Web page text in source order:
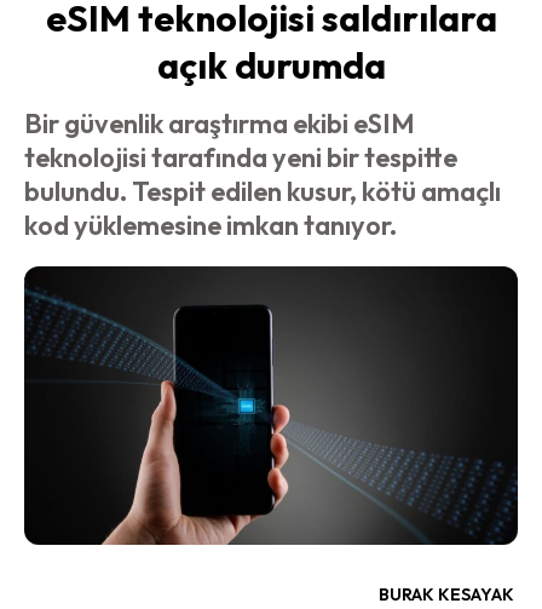
eSIM teknolojisi saldırılara
açık durumda
Bir güvenlik araştırma ekibi eSIM
teknolojisi tarafında yeni bir tespitte
bulundu. Tespit edilen kusur, kötü amaçlı
kod yüklemesine imkan tanıyor.
BURAK KESAYAK